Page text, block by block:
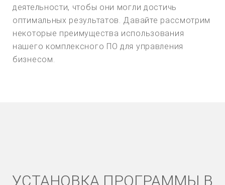
деятельности, чтобы они могли достичь
оптимальных результатов. Давайте рассмотрим
некоторые преимущества использования
нашего комплексного ПО для управления
бизнесом.
УСТАНОВКА ПРОГРАММЫ В